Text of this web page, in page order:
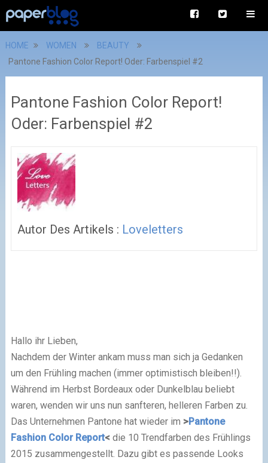
HOME WOMEN
BEAUTY
Pantone Fashion Color Report! Oder: Farbenspiel #2
Pantone Fashion Color Report!
Oder: Farbenspiel #2
Autor Des Artikels : Loveletters
Hallo ihr Lieben,
Nachdem der Winter ankam muss man sich ja Gedanken
um den Frühling machen (immer optimistisch bleiben!!).
Während im Herbst Bordeaux oder Dunkelblau beliebt
waren, wenden wir uns nun sanfteren, helleren Farben zu.
Das Unternehmen Pantone hat wieder im >Pantone
Fashion Color Report< die 10 Trendfarben des Frühlings
2015 zusammengestellt. Dazu gibt es passende Looks